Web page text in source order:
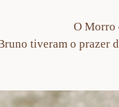
O Morro
tiveram o prazer